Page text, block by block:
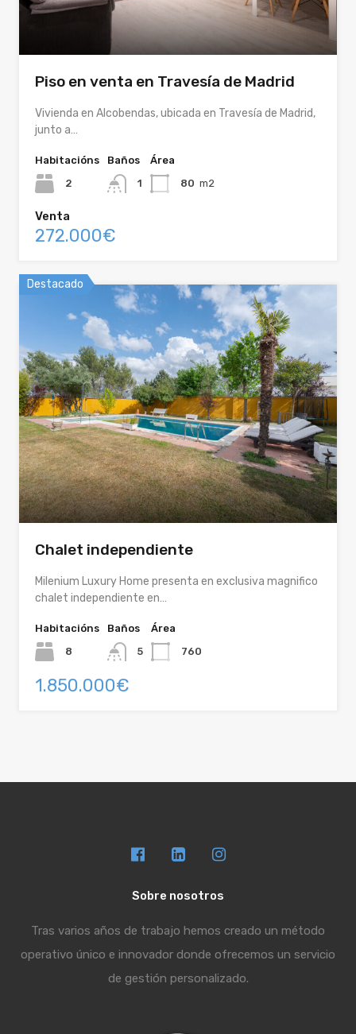
Piso en venta en Travesía de Madrid
Vivienda en Alcobendas, ubicada en Travesía de Madrid,
junto a…
Habitacións
2
Baños
1
Área
80 m2
Venta
272.000€
Destacado
Chalet independiente
Milenium Luxury Home presenta en exclusiva magnifico
chalet independiente en…
Habitacións
8
Baños
5
Área
760
1.850.000€
Sobre nosotros
Tras varios años de trabajo hemos creado un método
operativo único e innovador donde ofrecemos un servicio
de gestión personalizado.